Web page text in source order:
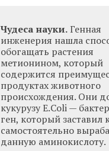
Чудеса науки.Генная
инженерия нашла
обогащать растения
метионином, который
содержится
продуктах животного
происхождения. Они
кукурузу E.Coli —
ген, который заставил
самостоятельно
данную аминокислоту.